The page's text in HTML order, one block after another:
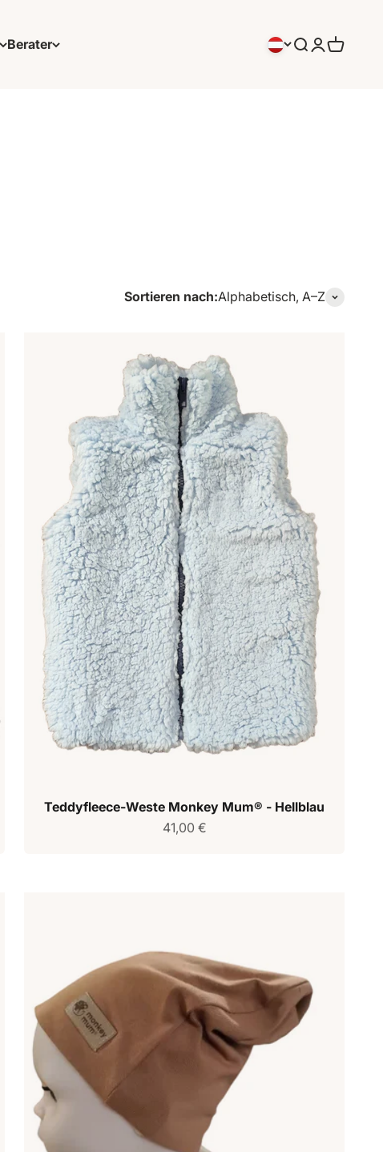
Berater SuchenAnmeldung
Sortieren nach:Alphabetisch, A–Z
Teddyfleece-Weste Monkey Mum® - Hellblau
Verkaufspreis
41,00 €